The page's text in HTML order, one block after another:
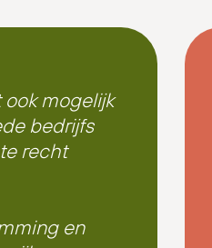
mogelijk
bedrijfs
recht
en